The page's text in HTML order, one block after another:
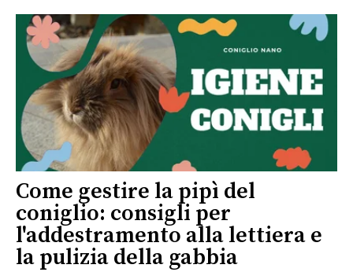
Come gestire la pipì del
coniglio: consigli per
l'addestramento alla lettiera e
la pulizia della gabbia